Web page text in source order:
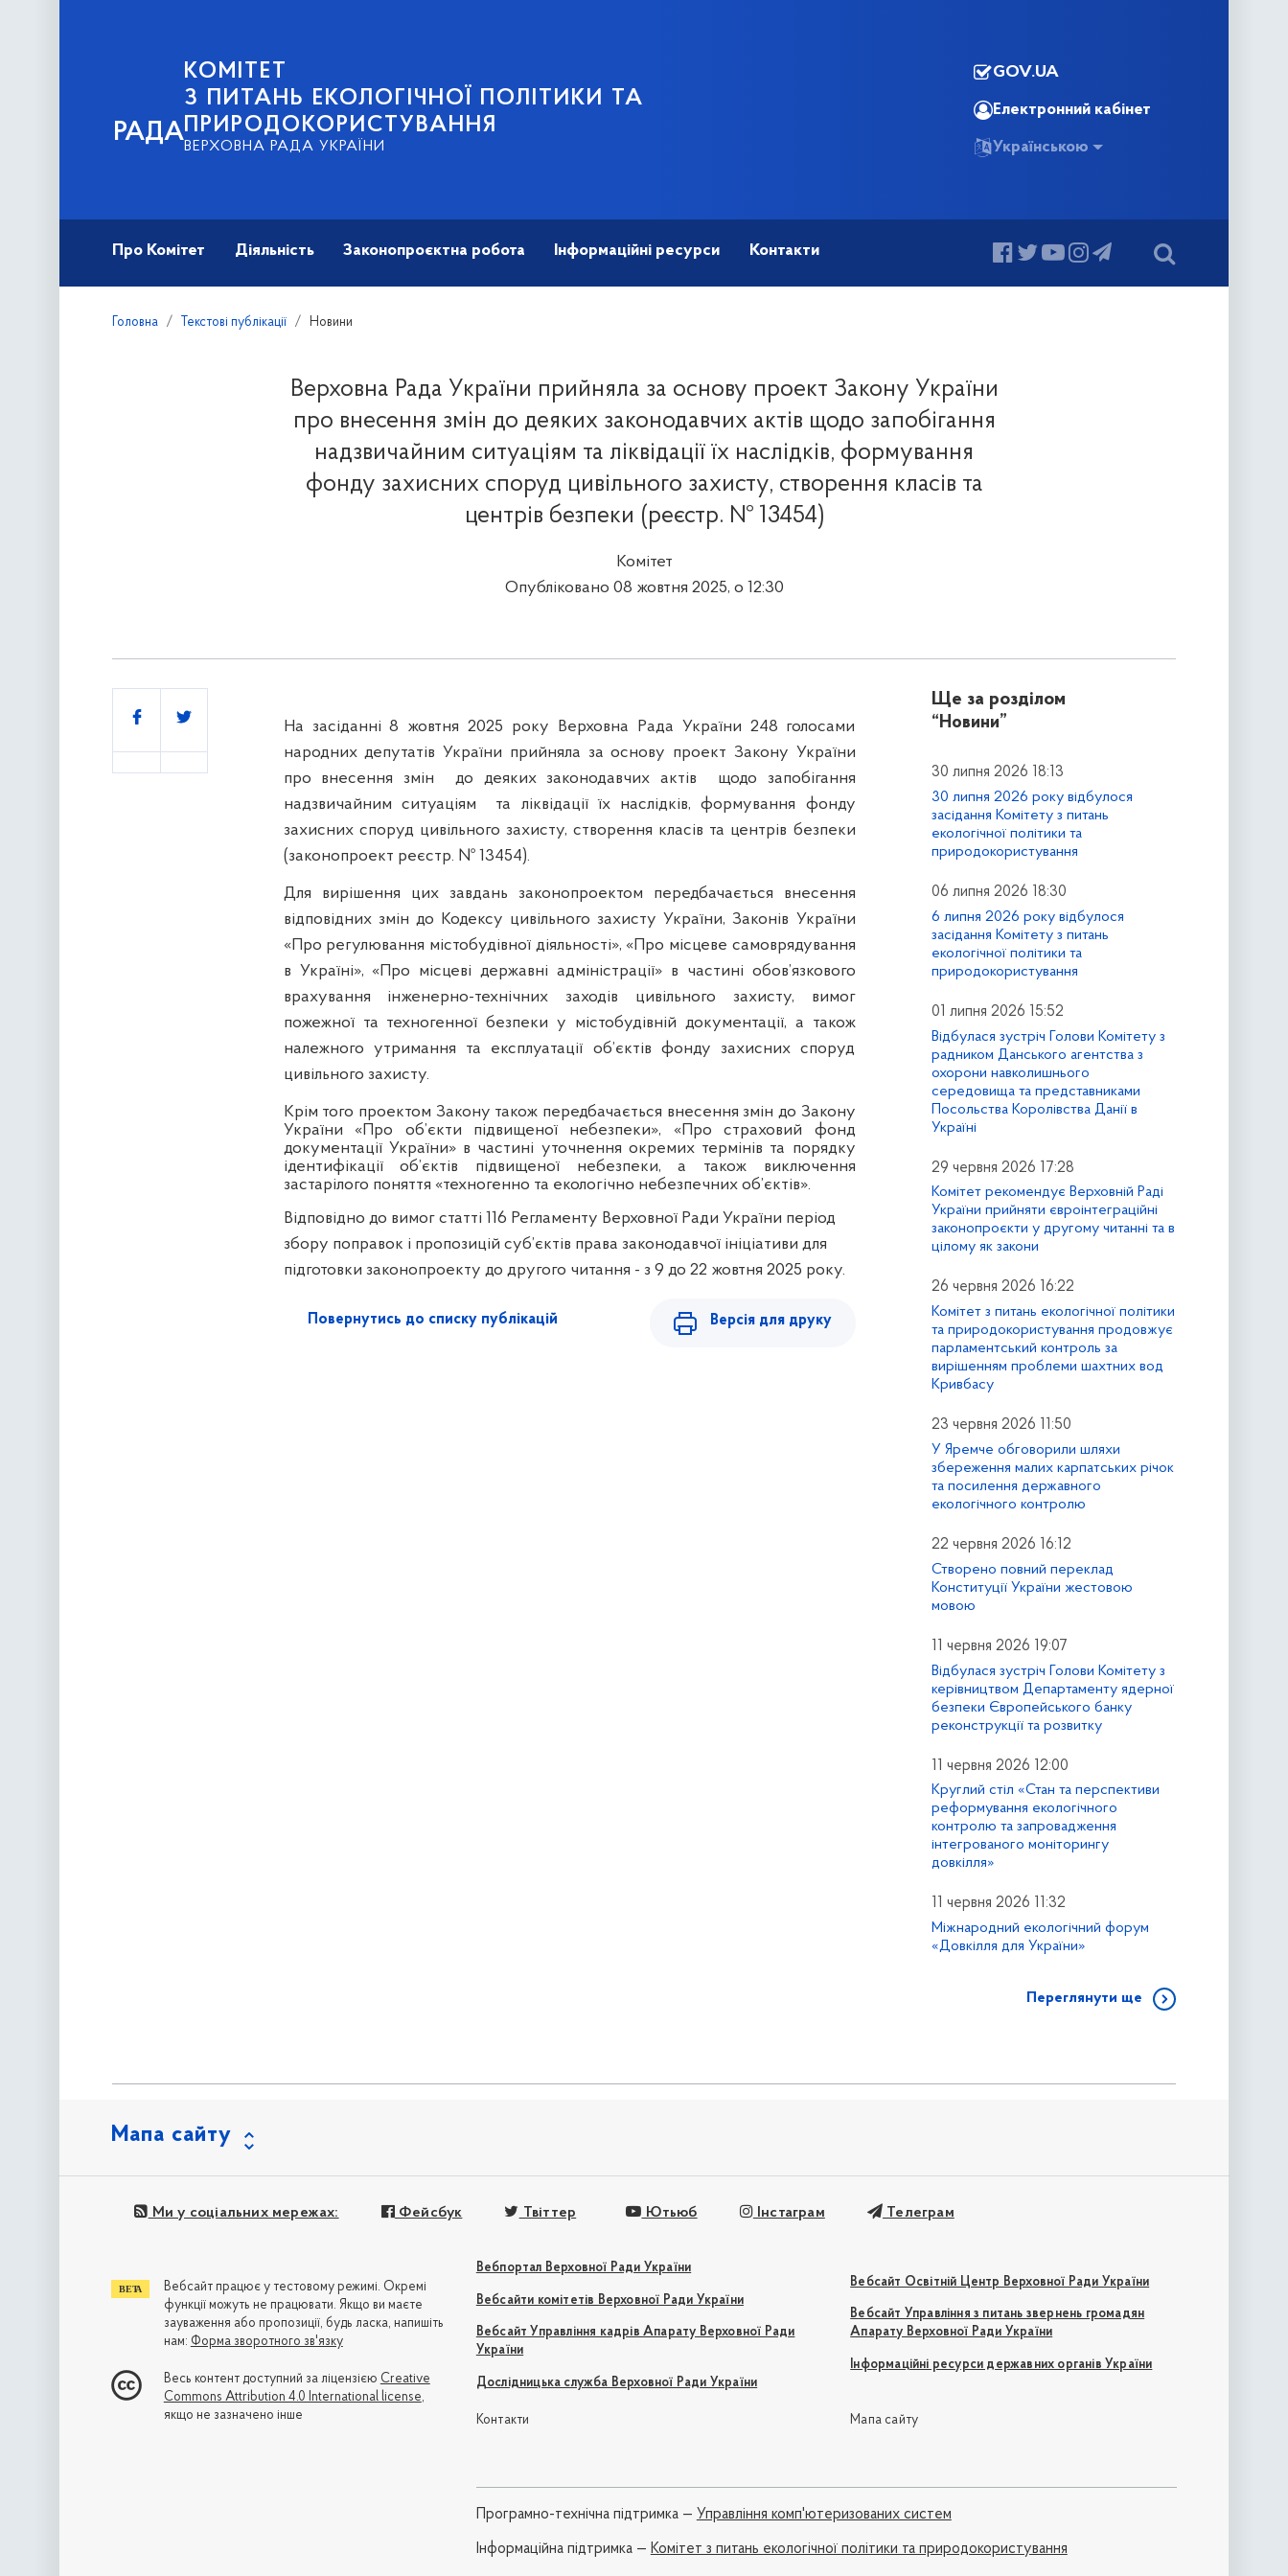
РАДА
КОМІТЕТ
З ПИТАНЬ ЕКОЛОГІЧНОЇ ПОЛІТИКИ ТА
ПРИРОДОКОРИСТУВАННЯ
ВЕРХОВНА РАДА УКРАЇНИ
GOV.UA
Електронний кабінет
Українською
Про Комітет Діяльність Законопроєктна робота Інформаційні ресурси Контакти
Головна Текстові публікації Новини
Верховна Рада України прийняла за основу проект Закону України
про внесення змін до деяких законодавчих актів щодо запобігання
надзвичайним ситуаціям та ліквідації їх наслідків, формування
фонду захисних споруд цивільного захисту, створення класів та
центрів безпеки (реєстр. № 13454)
Комітет
Опубліковано 08 жовтня 2025, о 12:30
На засіданні 8 жовтня 2025 року Верховна Рада України 248 голосами
народних депутатів України прийняла за основу проект Закону України
про внесення змін
до деяких законодавчих актів
щодо запобігання
надзвичайним ситуаціям
та ліквідації їх наслідків, формування фонду
захисних споруд цивільного захисту, створення класів та центрів безпеки
(законопроект реєстр. № 13454).
Для вирішення цих завдань законопроектом передбачається внесення
відповідних змін до Кодексу цивільного захисту України, Законів України
«Про регулювання містобудівної діяльності», «Про місцеве самоврядування
в Україні», «Про місцеві державні адміністрації» в частині обов’язкового
врахування інженерно-технічних заходів цивільного захисту, вимог
пожежної та техногенної безпеки у містобудівній документації, а також
належного утримання та експлуатації об’єктів фонду захисних споруд
цивільного захисту.
Крім того проектом Закону також передбачається внесення змін до Закону
України «Про об’єкти підвищеної небезпеки», «Про страховий фонд
документації України» в частині уточнення окремих термінів та порядку
ідентифікації об’єктів підвищеної небезпеки, а також виключення
застарілого поняття «техногенно та екологічно небезпечних об’єктів».
Відповідно до вимог статті 116 Регламенту Верховної Ради України період
збору поправок і пропозицій суб’єктів права законодавчої ініціативи для
підготовки законопроекту до другого читання - з 9 до 22 жовтня 2025 року.
Поділитись
Повернутись до списку публікацій Версія для друку
Ще за розділом
“Новини”
30 липня 2026 18:13
30 липня 2026 року відбулося
засідання Комітету з питань
екологічної політики та
природокористування
06 липня 2026 18:30
6 липня 2026 року відбулося
засідання Комітету з питань
екологічної політики та
природокористування
01 липня 2026 15:52
Відбулася зустріч Голови Комітету з
радником Данського агентства з
охорони навколишнього
середовища та представниками
Посольства Королівства Данії в
Україні
29 червня 2026 17:28
Комітет рекомендує Верховній Раді
України прийняти євроінтеграційні
законопроєкти у другому читанні та в
цілому як закони
26 червня 2026 16:22
Комітет з питань екологічної політики
та природокористування продовжує
парламентський контроль за
вирішенням проблеми шахтних вод
Кривбасу
23 червня 2026 11:50
У Яремче обговорили шляхи
збереження малих карпатських річок
та посилення державного
екологічного контролю
22 червня 2026 16:12
Створено повний переклад
Конституції України жестовою
мовою
11 червня 2026 19:07
Відбулася зустріч Голови Комітету з
керівництвом Департаменту ядерної
безпеки Європейського банку
реконструкції та розвитку
11 червня 2026 12:00
Круглий стіл «Стан та перспективи
реформування екологічного
контролю та запровадження
інтегрованого моніторингу
довкілля»
11 червня 2026 11:32
Міжнародний екологічний форум
«Довкілля для України»
Переглянути ще
Мапа сайту
Ми у соціальних мережах: Фейсбук Твіттер Ютьюб Інстаграм Телеграм
Вебпортал Верховної Ради України
Вебсайти комітетів Верховної Ради України
Вебсайт Управління кадрів Апарату Верховної Ради
України
Дослідницька служба Верховної Ради України
Вебсайт Освітній Центр Верховної Ради України
Вебсайт Управління з питань звернень громадян
Апарату Верховної Ради України
Інформаційні ресурси державних органів України
Контакти Мапа сайту
Програмно-технічна підтримка — Управління комп'ютеризованих систем
Iнформаційна підтримка — Комітет з питань екологічної політики та природокористування
Вебсайт працює у тестовому режимі. Окремі
функції можуть не працювати. Якщо ви маєте
зауваження або пропозиції, будь ласка, напишіть
нам: Форма зворотного зв'язку
Весь контент доступний за ліцензією Creative
Commons Attribution 4.0 International license,
якщо не зазначено інше